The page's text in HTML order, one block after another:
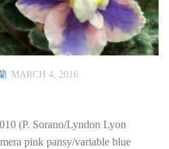
MARCH 4, 2016
(P. Sorano/Lyndon Lyon
pink pansy/variable blue